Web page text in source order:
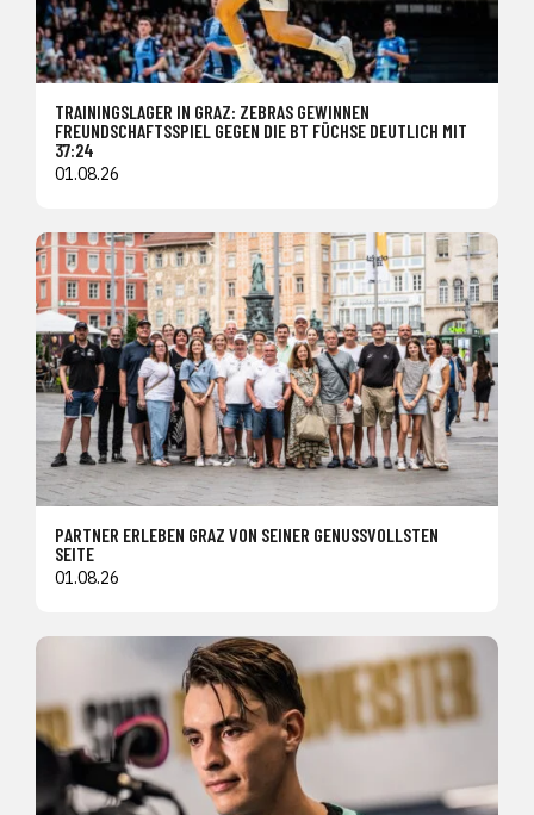
TRAININGSLAGER IN GRAZ: ZEBRAS GEWINNEN
FREUNDSCHAFTSSPIEL GEGEN DIE BT FÜCHSE DEUTLICH MIT
37:24
01.08.26
PARTNER ERLEBEN GRAZ VON SEINER GENUSSVOLLSTEN
SEITE
01.08.26